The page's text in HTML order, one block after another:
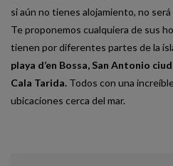
si aún no tienes alojamiento, no
Te proponemos cualquiera de sus
tienen por diferentes partes de la
playa d’en Bossa, San Antonio
Cala Tarida. Todos con una
ubicaciones cerca del mar.